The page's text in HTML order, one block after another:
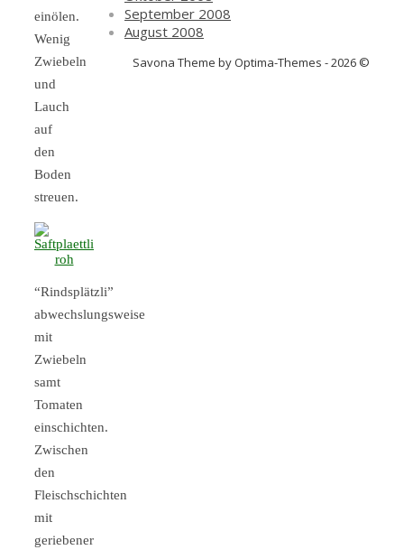
einölen.
Wenig
Zwiebeln
und
Lauch
auf
den
Boden
streuen.
“Rindsplätzli”
abwechslungsweise
mit
Zwiebeln
samt
Tomaten
einschichten.
Zwischen
den
Fleischschichten
mit
geriebener
September 2008
August 2008
Savona Theme by Optima-Themes - 2026 ©